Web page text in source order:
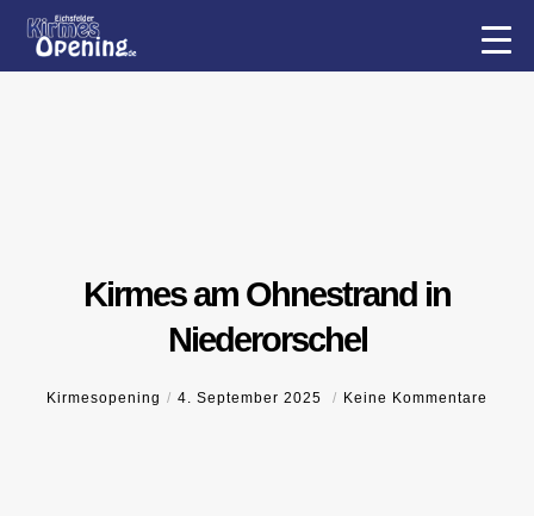
Kirmes am Ohnestrand in
Niederorschel
Kirmesopening 4. September 2025 Keine Kommentare